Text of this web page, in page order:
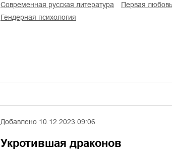
современная русская литература первая любовь
гендерная психология
Добавлено 10.12.2023 09:06
Укротившая драконов